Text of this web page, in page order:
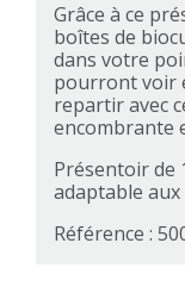
Grâce à ce
boîtes de
dans votre
pourront voir
repartir avec
encombrante
Présentoir de
adaptable
Référence :